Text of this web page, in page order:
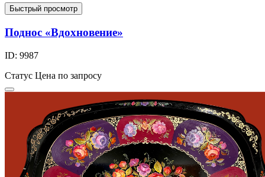
Быстрый просмотр
Поднос «Вдохновение»
ID: 9987
Статус Цена по запросу